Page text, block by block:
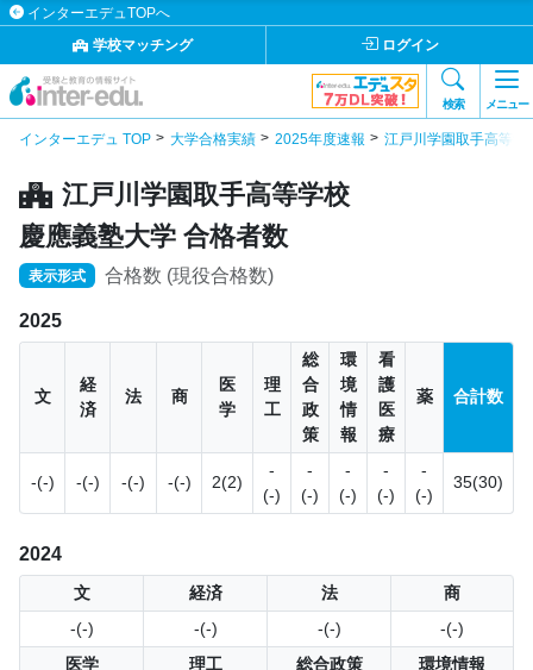
インターエデュTOPへ
学校マッチング
ログイン
検索 メニュー
インターエデュ TOP 大学合格実績 2025年度速報 江戸川学園取手高等学
江戸川学園取手高等学校
慶應義塾大学 合格者数
表示形式 合格数 (現役合格数)
2025
文
経
済
法 商
医
学
理
工
総
合
政
策
環
境
情
報
看
護
医
療
薬 合計数
-(-) -(-) -(-) -(-) 2(2)
-
(-)
-
(-)
-
(-)
-
(-)
-
(-)
35(30)
2024
文 経済 法
商
-(-)
-(-) -(-)
-(-)
医学
理工 総合政策
環境情報